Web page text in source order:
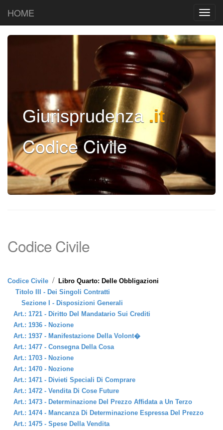
HOME
Giurisprudenza .it
Codice Civile
Codice Civile
Codice Civile / Libro Quarto: Delle Obbligazioni
Titolo III - Dei Singoli Contratti
Sezione I - Disposizioni Generali
Art.: 1721 - Diritto Del Mandatario Sui Crediti
Art.: 1936 - Nozione
Art.: 1937 - Manifestazione Della Volont�
Art.: 1477 - Consegna Della Cosa
Art.: 1703 - Nozione
Art.: 1470 - Nozione
Art.: 1471 - Divieti Speciali Di Comprare
Art.: 1472 - Vendita Di Cose Future
Art.: 1473 - Determinazione Del Prezzo Affidata a Un Terzo
Art.: 1474 - Mancanza Di Determinazione Espressa Del Prezzo
Art.: 1475 - Spese Della Vendita